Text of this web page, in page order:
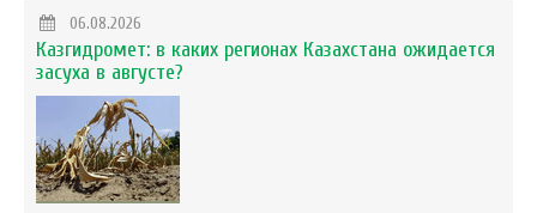
06.08.2026
Казгидромет: в каких регионах Казахстана ожидается
засуха в августе?